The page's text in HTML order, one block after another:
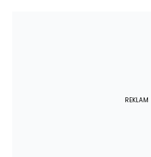
REKLAM